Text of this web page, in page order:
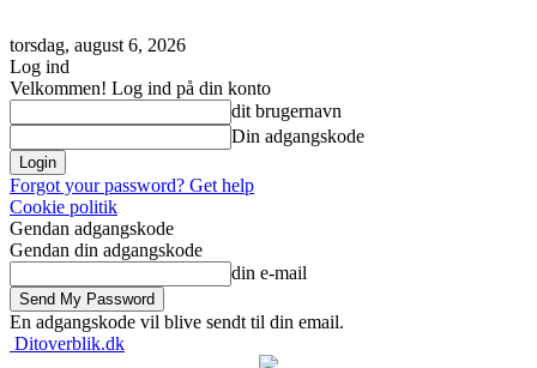
torsdag, august 6, 2026
Log ind
Velkommen! Log ind på din konto
dit brugernavn
Din adgangskode
Forgot your password? Get help
Cookie politik
Gendan adgangskode
Gendan din adgangskode
din e-mail
En adgangskode vil blive sendt til din email.
Ditoverblik.dk